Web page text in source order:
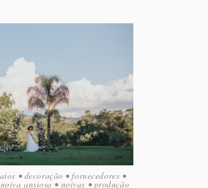
• decoração • fornecedores •
noiva ansiosa • noivas • produção